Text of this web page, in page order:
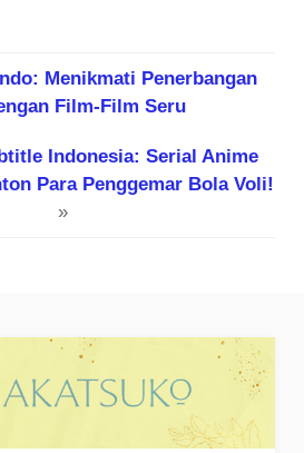
Menikmati Penerbangan
Film-Film Seru
Indonesia: Serial Anime
Para Penggemar Bola Voli!
»